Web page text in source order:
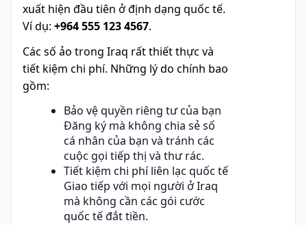
xuất hiện đầu tiên ở định dạng quốc tế.
Ví dụ: +964 555 123 4567.
Các số ảo trong Iraq rất thiết thực và
tiết kiệm chi phí. Những lý do chính bao
gồm:
Bảo vệ quyền riêng tư của bạn
Đăng ký mà không chia sẻ số
cá nhân của bạn và tránh các
cuộc gọi tiếp thị và thư rác.
Tiết kiệm chi phí liên lạc quốc tế
Giao tiếp với mọi người ở Iraq
mà không cần các gói cước
quốc tế đắt tiền.